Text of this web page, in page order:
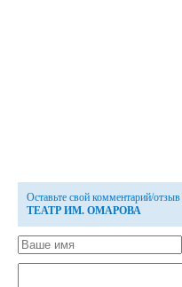
Оставьте свой комментарий/отзыв
ТЕАТР ИМ. ОМАРОВА